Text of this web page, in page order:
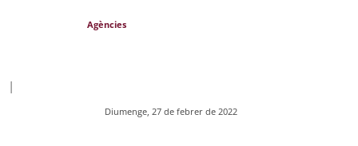
Agències
|
Diumenge, 27 de febrer de 2022